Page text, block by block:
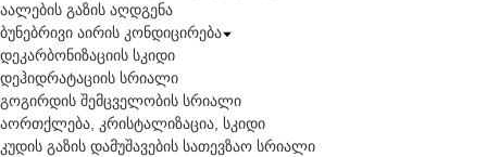
აალების გაზის აღდგენა
ბუნებრივი აირის კონდიცირება
დეკარბონიზაციის სკიდი
დეჰიდრატაციის სრიალი
გოგირდის შემცველობის სრიალი
აორთქლება, კრისტალიზაცია, სკიდი
კუდის გაზის დამუშავების სათევზაო სრიალი